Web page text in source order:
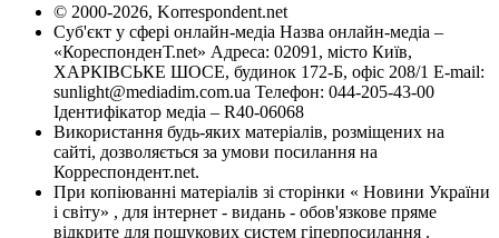
© 2000-2026, Korrespondent.net
Суб'єкт у сфері онлайн-медіа Назва онлайн-медіа –
«КореспонденТ.net» Адреса: 02091, місто Київ,
ХАРКІВСЬКЕ ШОСЕ, будинок 172-Б, офіс 208/1 E-mail:
sunlight@mediadim.com.ua Телефон: 044-205-43-00
Ідентифікатор медіа – R40-06068
Використання будь-яких матеріалів, розміщених на
сайті, дозволяється за умови посилання на
Корреспондент.net.
При копіюванні матеріалів зі сторінки « Новини України
і світу» , для інтернет - видань - обов'язкове пряме
відкрите для пошукових систем гіперпосилання .